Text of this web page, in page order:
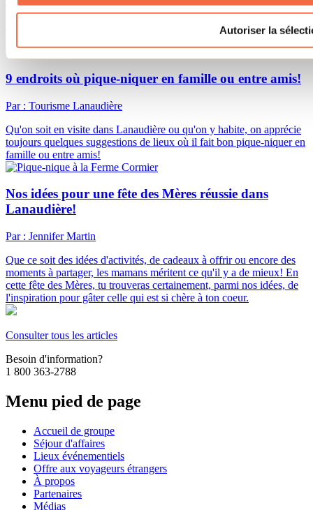
Autoriser la
N'oublions pas de souligner les papas qui se dévouent toute l’année
et qui occupent une place importante au sein du foyer.
9 endroits où pique-niquer en famille ou entre amis!
Par : Tourisme Lanaudière
Qu'on soit en visite dans Lanaudière ou qu'on y habite, on apprécie
toujours quelques suggestions de lieux où il fait bon pique-niquer en
famille ou entre amis!
Nos idées pour une fête des Mères réussie dans
Lanaudière!
Par : Jennifer Martin
Que ce soit des idées d'activités, de cadeaux à offrir ou encore des
moments à partager, les mamans méritent ce qu'il y a de mieux! En
cette fête des Mères, tu trouveras certainement, parmi nos idées, de
l'inspiration pour gâter celle qui est si chère à ton coeur.
Consulter tous les articles
Besoin d'information?
1 800 363-2788
Menu pied de page
Accueil de groupe
Séjour d'affaires
Lieux événementiels
Offre aux voyageurs étrangers
À propos
Partenaires
Médias